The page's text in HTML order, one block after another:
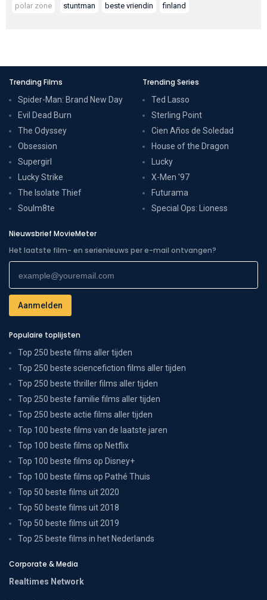
polar zone stuntman beste vriendin finland
Trending Films
Spider-Man: Brand New Day
Evil Dead Burn
The Odyssey
Obsession
Supergirl
Lucky Strike
The Isolate Thief
Soulm8te
Trending Series
Ted Lasso
Sterling Point
Cien Años de Soledad
House of the Dragon
Lucky
X-Men '97
Futurama
Special Ops: Lioness
Nieuwsbrief MovieMeter
Het laatste film- en serienieuws per e-mail ontvangen?
Populaire toplijsten
Top 250 beste films aller tijden
Top 250 beste sciencefiction films aller tijden
Top 250 beste thriller films aller tijden
Top 250 beste familie films aller tijden
Top 250 beste actie films aller tijden
Top 100 beste films van de laatste jaren
Top 100 beste films op Netflix
Top 100 beste films op Disney+
Top 100 beste films op Pathé Thuis
Top 50 beste films uit 2020
Top 50 beste films uit 2018
Top 50 beste films uit 2019
Top 25 beste films in het Nederlands
Corporate & Media
Realtimes Network